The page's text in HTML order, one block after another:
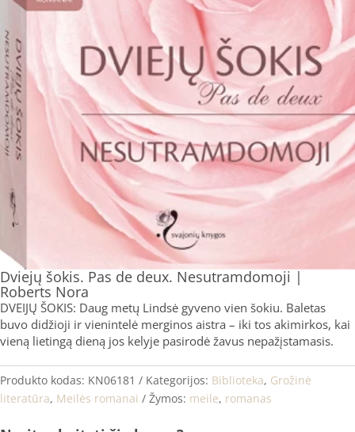
Dviejų šokis. Pas de deux. Nesutramdomoji |
Roberts Nora
DVEIJŲ ŠOKIS: Daug metų Lindsė gyveno vien šokiu. Baletas
buvo didžioji ir vienintelė merginos aistra – iki tos akimirkos, kai
vieną lietingą dieną jos kelyje pasirodė žavus nepažįstamasis.
Produkto kodas: KN06181 Kategorijos: Biblioteka, Grožinė
literatūra, Meilės romanai Žymos: meile, romanas